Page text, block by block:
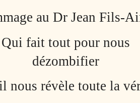
au Dr Jean Fils-
Qui fait tout pour nous
dézombifier
nous révèle toute la